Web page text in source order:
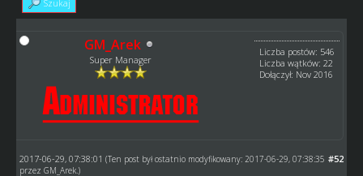
Szukaj
GM_Arek
Super Manager
Liczba postów: 546
Liczba wątków: 22
Dołączył: Nov 2016
#52
2017-06-29, 07:38:01 (Ten post był ostatnio modyfikowany: 2017-06-29, 07:38:35
przez GM_Arek.)